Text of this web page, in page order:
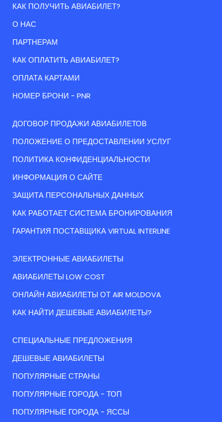
КАК ПОЛУЧИТЬ АВИАБИЛЕТ?
О НАС
ПАРТНЕРАМ
КАК ОПЛАТИТЬ АВИАБИЛЕТ?
ОПЛАТА КАРТАМИ
НОМЕР БРОНИ - PNR
ДОГОВОР ПРОДАЖИ АВИАБИЛЕТОВ
ПОЛОЖЕНИЕ О ПРЕДОСТАВЛЕНИИ УСЛУГ
ПОЛИТИКА КОНФИДЕНЦИАЛЬНОСТИ
ИНФОРМАЦИЯ О САЙТЕ
ЗАЩИТА ПЕРСОНАЛЬНЫХ ДАННЫХ
КАК РАБОТАЕТ СИСТЕМА БРОНИРОВАНИЯ
ГАРАНТИЯ ПОСТАВЩИКА VIRTUAL INTERLINE
ЭЛЕКТРОННЫЕ АВИАБИЛЕТЫ
АВИАБИЛЕТЫ LOW COST
ОНЛАЙН АВИАБИЛЕТЫ ОТ AIR MOLDOVA
КАК НАЙТИ ДЕШЕВЫЕ АВИАБИЛЕТЫ?
СПЕЦИАЛЬНЫЕ ПРЕДЛОЖЕНИЯ
ДЕШЕВЫЕ АВИАБИЛЕТЫ
ПОПУЛЯРНЫЕ СТРАНЫ
ПОПУЛЯРНЫЕ ГОРОДА - ТОП
ПОПУЛЯРНЫЕ ГОРОДА - ЯССЫ